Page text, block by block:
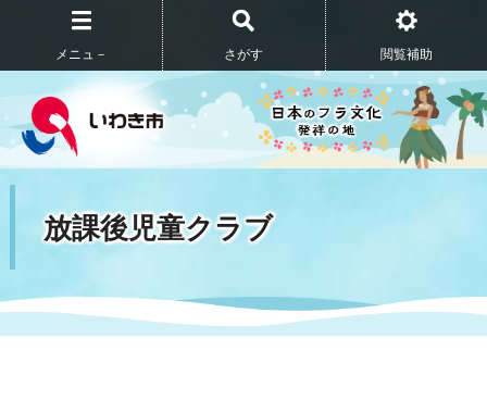
メニュ－ さがす 閲覧補助
放課後児童クラブ